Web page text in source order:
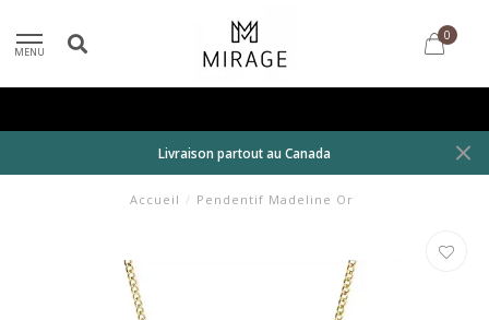
MENU
0
Livraison partout au Canada
Accueil / Pendentif Madeline Or